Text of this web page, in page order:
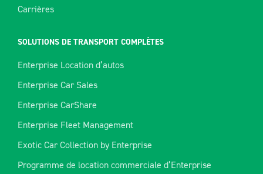
Carrières
SOLUTIONS DE TRANSPORT COMPLÈTES
Enterprise Location d’autos
Enterprise Car Sales
Enterprise CarShare
Enterprise Fleet Management
Exotic Car Collection by Enterprise
Programme de location commerciale d’Enterprise